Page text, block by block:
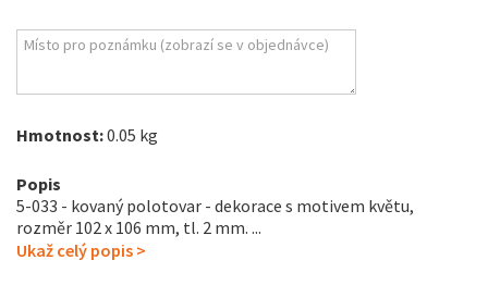
Hmotnost:0.05 kg
Popis
5-033 - kovaný polotovar - dekorace s motivem květu,
rozměr 102 x 106 mm, tl. 2 mm . ...
Ukaž celý popis >